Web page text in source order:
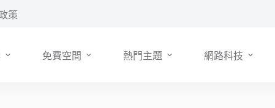
策
免費空間 熱門主題 網路科技